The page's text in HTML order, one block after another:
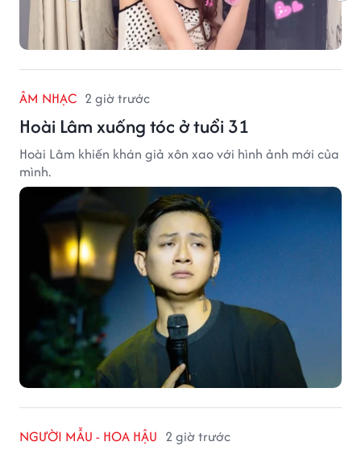
ÂM NHẠC 2 giờ trước
Hoài Lâm xuống tóc ở tuổi 31
Hoài Lâm khiến khán giả xôn xao với hình ảnh mới của
mình.
NGƯỜI MẪU - HOA HẬU 2 giờ trước